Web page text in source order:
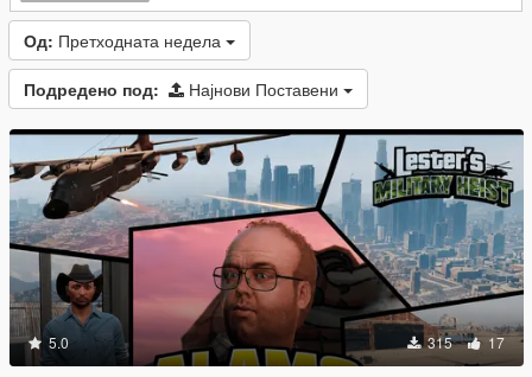
Од: Претходната недела
Подредено под: Најнови Поставени
5.0 315 17